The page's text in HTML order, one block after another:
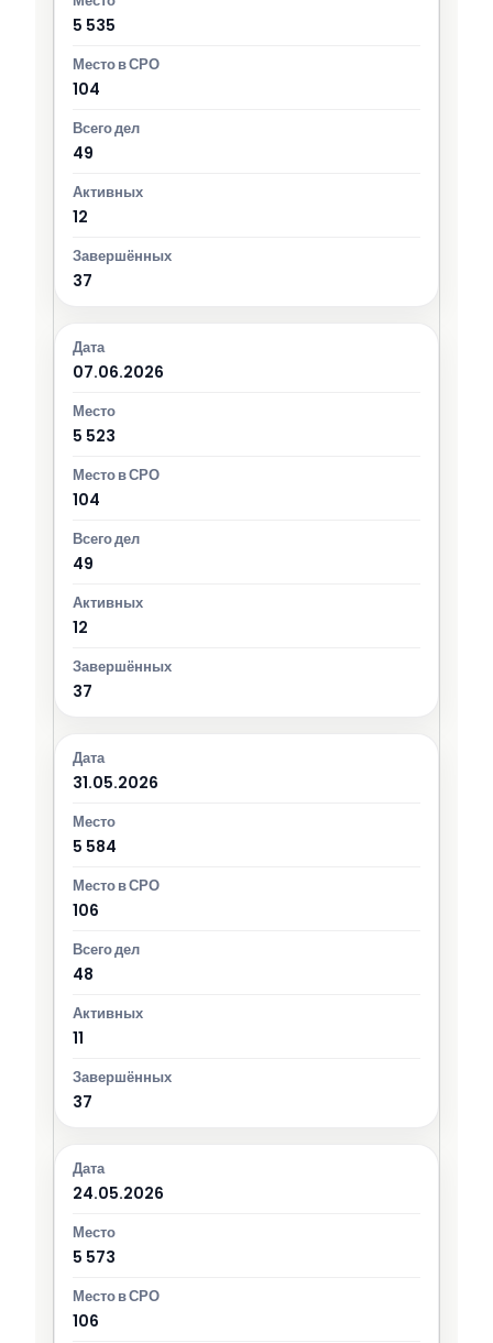
5 535
104
49
12
37
07.06.2026
5 523
104
49
12
37
31.05.2026
5 584
106
48
11
37
24.05.2026
5 573
106